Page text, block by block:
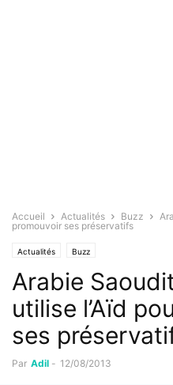
Accueil Actualités Buzz
promouvoir ses préservatifs
Actualités Buzz
Arabie
utilise l’Aïd
ses
Par Adil - 12/08/2013